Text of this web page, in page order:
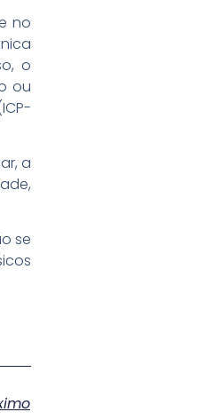
no
o
ou
a
se